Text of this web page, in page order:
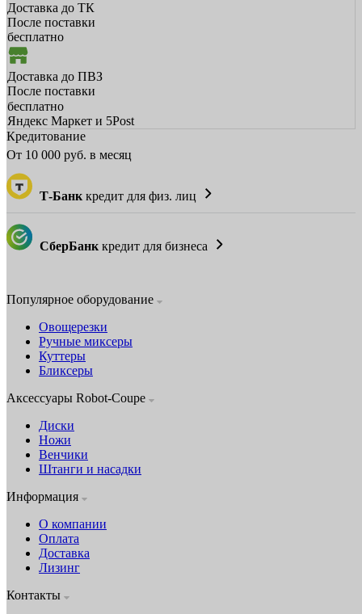
Доставка до ТК
После поставки
бесплатно
Доставка до ПВЗ
После поставки
бесплатно
Яндекс Маркет и 5Post
Кредитование
От 10 000 руб. в месяц
Т-Банк кредит для физ. лиц
СберБанк кредит для бизнеса
Популярное оборудование
Овощерезки
Ручные миксеры
Куттеры
Бликсеры
Аксессуары Robot-Coupe
Диски
Ножи
Венчики
Штанги и насадки
Информация
О компании
Оплата
Доставка
Лизинг
Контакты